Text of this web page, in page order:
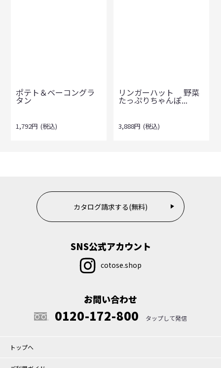
ポテト＆ベーコングラ
タン
1,792円 (税込)
リンガーハット 野菜
たっぷりちゃんぽ...
3,888円 (税込)
カタログ請求する(無料)
SNS公式アカウント
cotose.shop
お問い合わせ
0120-172-800
トップへ